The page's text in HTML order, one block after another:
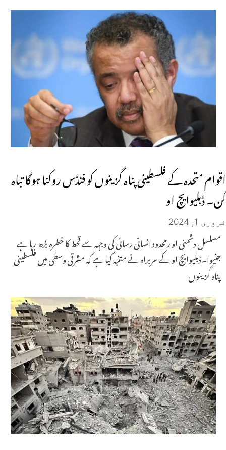
اقوام متحدہ کے فلسطینی پناہ گزینوں کو فنڈس روکنا ہوگا تباہ
کن۔ ڈبلیوایچ او
فروری 1, 2024
مسلسل دشمنی او رمحدود انسانی رسائی کی وجہہ سے قحط کا خطرہ بڑھ رہا ہے
جنیوا۔ڈبلیوایچ او کے سربراہ نے متنبہ کیا ہے کہ مشرقی وسطی میں فلسطینی
پناہ گزینوں